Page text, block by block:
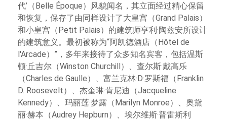
代’（Belle Époque）风貌闻名，其立面经过精心保留
和恢复，保存了由同样设计了大皇宫（Grand Palais）
和小皇宫（Petit Palais）的建筑师亨利·陶兹安所设计
的建筑意义。最初被称为“阿凯德酒店（Hôtel de
l'Arcade）”，多年来接待了众多知名宾客，包括温斯
顿·丘吉尔（Winston Churchill）、查尔斯·戴高乐
（Charles de Gaulle）、富兰克林·D·罗斯福（Franklin
D. Roosevelt）、杰奎琳·肯尼迪（Jacqueline
Kennedy）、玛丽莲·梦露（Marilyn Monroe）、奥黛
丽·赫本（Audrey Hepburn）、埃尔维斯·普雷斯利